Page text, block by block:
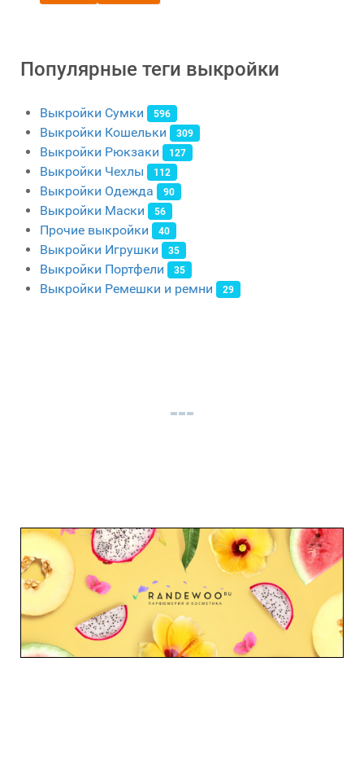
Популярные теги выкройки
Выкройки Сумки 596
Выкройки Кошельки 309
Выкройки Рюкзаки 127
Выкройки Чехлы 112
Выкройки Одежда 90
Выкройки Маски 56
Прочие выкройки 40
Выкройки Игрушки 35
Выкройки Портфели 35
Выкройки Ремешки и ремни 29